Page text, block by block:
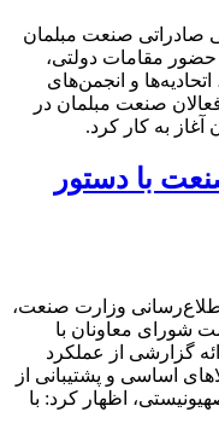
صادراتی صنعت مبلمان
۸ مرداد ماه با حضور مقامات دولتی،
و انجمن‌های
صنعت مبلمان در
آغاز به کار کرد.
با دستور
وزارت صنعت،
شورای معاونان با
گزارشی از عملکرد
اساسی و پشتیبانی از
اظهار کرد: با